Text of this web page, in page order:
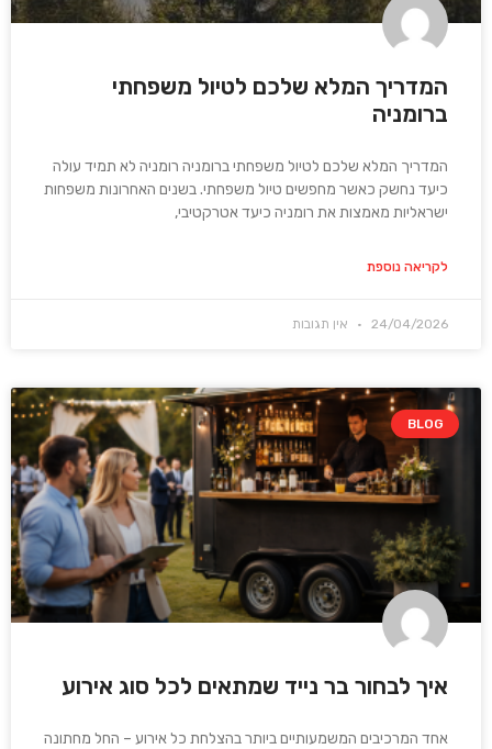
המדריך המלא שלכם לטיול משפחתי
ברומניה
המדריך המלא שלכם לטיול משפחתי ברומניה רומניה לא תמיד עולה
כיעד נחשק כאשר מחפשים טיול משפחתי. בשנים האחרונות משפחות
ישראליות מאמצות את רומניה כיעד אטרקטיבי,
לקריאה נוספת
24/04/2026 אין תגובות
BLOG
איך לבחור בר נייד שמתאים לכל סוג אירוע
אחד המרכיבים המשמעותיים ביותר בהצלחת כל אירוע – החל מחתונה